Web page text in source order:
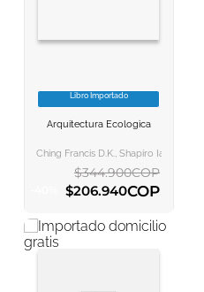
VER INFORMACION
Libro Importado
Arquitectura Ecologica
Ching Francis D.k., Shapiro Ian M.,
$344.900COP
$206.940COP
AGREGAR AL CARRITO